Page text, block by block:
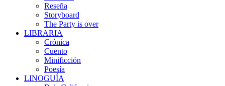
Reseña
Storyboard
The Party is over
LIBRARIA
Crónica
Cuento
Minificción
Poesía
LINOGUÍA